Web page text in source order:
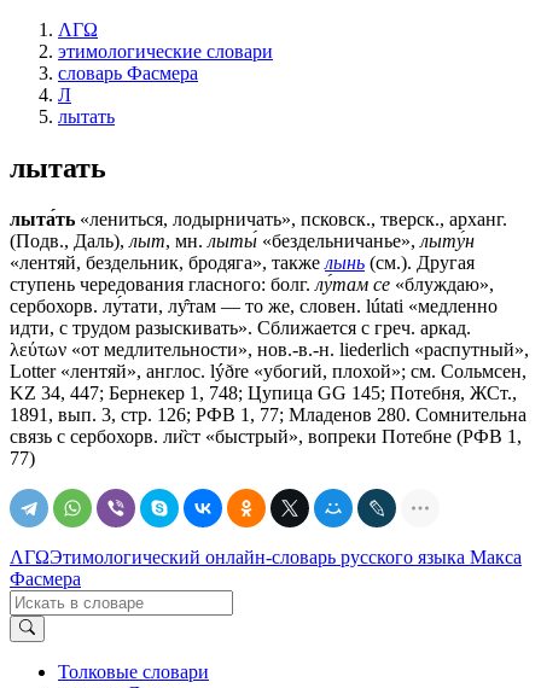
ΛΓΩ
этимологические словари
словарь Фасмера
Л
лытать
лытать
лыта́ть «лениться, лодырничать», псковск., тверск., арханг.
(Подв., Даль), лыт, мн. лыты́ «бездельничанье», лыту́н
«лентяй, бездельник, бродяга», также лынь (см.). Другая
ступень чередования гласного: болг. лу́там се «блуждаю»,
сербохорв. лу́тати, лу̂там — то же, словен. lútati «медленно
идти, с трудом разыскивать». Сближается с греч. аркад.
λεύτων «от медлительности», нов.-в.-н. liederlich «распутный»,
Lotter «лентяй», англос. lýðrе «убогий, плохой»; см. Сольмсен,
KZ 34, 447; Бернекер 1, 748; Цупица GG 145; Потебня, ЖСт.,
1891, вып. 3, стр. 126; РФВ 1, 77; Младенов 280. Сомнительна
связь с сербохорв. ли̏ст «быстрый», вопреки Потебне (РФВ 1,
77)
ΛΓΩЭтимологический онлайн-словарь русского языка Макса
Фасмера
Толковые словари